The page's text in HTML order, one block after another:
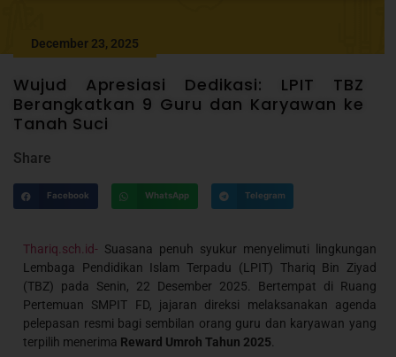
December 23, 2025
Wujud Apresiasi Dedikasi: LPIT TBZ
Berangkatkan 9 Guru dan Karyawan ke
Tanah Suci
Share
Facebook WhatsApp Telegram
Thariq.sch.id- Suasana penuh syukur menyelimuti lingkungan
Lembaga Pendidikan Islam Terpadu (LPIT) Thariq Bin Ziyad
(TBZ) pada Senin, 22 Desember 2025. Bertempat di Ruang
Pertemuan SMPIT FD, jajaran direksi melaksanakan agenda
pelepasan resmi bagi sembilan orang guru dan karyawan yang
terpilih menerima Reward Umroh Tahun 2025.